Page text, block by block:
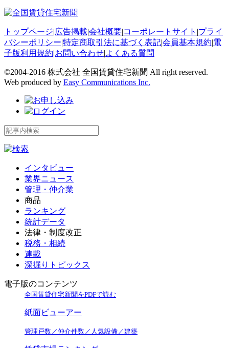
トップページ|広告掲載|会社概要|コーポレートサイト |プライ
バシーポリシー|特定商取引法に基づく表記|会員基本規約|電
子版利用規約|お問い合わせ|よくある質問
©2004-2016 株式会社 全国賃貸住宅新聞 All right reserved.
Web produced by Easy Communications Inc.
インタビュー
業界ニュース
管理・仲介業
商品
ランキング
統計データ
法律・制度改正
税務・相続
連載
深掘りトピックス
電子版のコンテンツ
全国賃貸住宅新聞をPDFで読む
紙面ビューアー
管理戸数／仲介件数／人気設備／建築